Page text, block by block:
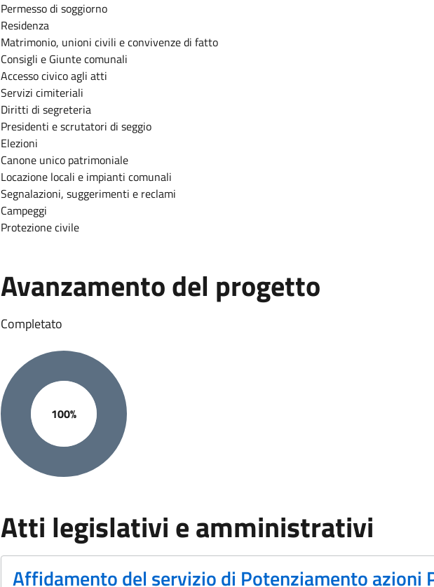
Permesso di soggiorno
Residenza
Matrimonio, unioni civili e convivenze di fatto
Consigli e Giunte comunali
Accesso civico agli atti
Servizi cimiteriali
Diritti di segreteria
Presidenti e scrutatori di seggio
Elezioni
Canone unico patrimoniale
Locazione locali e impianti comunali
Segnalazioni, suggerimenti e reclami
Campeggi
Protezione civile
Avanzamento del progetto
Completato
100%
Atti legislativi e amministrativi
Affidamento del servizio di Potenziamento azioni